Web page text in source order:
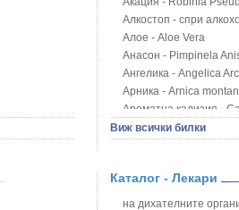
Алкостоп - спри
Алое - Aloe Vera
Анасон - Pimpinela
Ангелика - Angelica
Арника - Arnica
Ароматна кализия -
Арония - Sorbus
Блатен аир - Acorus
Блатен тъжник -
Виж всички билки
Каталог - Лекари
на дихателните